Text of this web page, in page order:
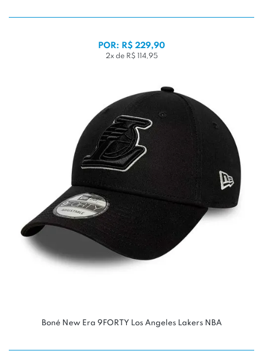
POR: R$ 229,90
2x de R$ 114,95
Boné New Era 9FORTY Los Angeles Lakers NBA